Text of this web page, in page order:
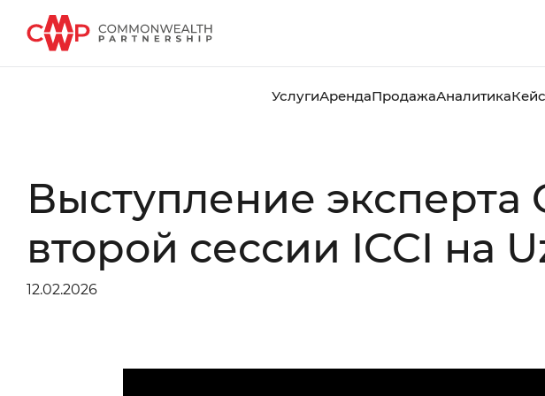
УслугиАрендаПродажаАналитика
Выступление эксперта
второй сессии ICCI на
12.02.2026